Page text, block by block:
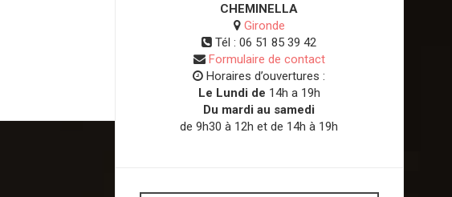
CHEMINELLA
Gironde
Tél : 06 51 85 39 42
Formulaire de contact
Horaires d’ouvertures :
Le Lundi de 14h a 19h
Du mardi au samedi
de 9h30 à 12h et de 14h à 19h